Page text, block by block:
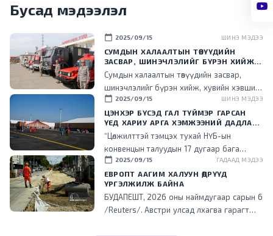
Бусад мэдээлэл
calendar_today 2025/09/15 ШИНЭ МЭДЭЭ
СУМДЫН ХАЛААЛТЫН ТӨВҮҮДИЙН
ЗАСВАР, ШИНЭЧЛЭЛИЙГ БҮРЭН ХИЙЖ,
ХУВИЙН ХЭВШИЛ РҮҮ МЕНЕЖМЕНТИЙГ
НЬ ШИЛЖҮҮЛСЭН ГЭДГИЙГ ОНЦОЛЛОО
Сумдын халаалтын төвүүдийн засвар,
шинэчлэлийг бүрэн хийж, хувийн хэвшил
рүү менежментийг нь шилжүүлснээр
төрийн ачаалал буурч, эдийн засгийн үр
ашигтай ажиллаж эхэлсэн гэдгийг энэ
үеэр танилцууллаа.
calendar_today 2025/09/15 ШИНЭ МЭДЭЭ
ЦЭНХЭР БҮСЭД ГАЛ ТҮЙМЭР ГАРСАН
ҮЕД ХАРИУ АРГА ХЭМЖЭЭНИЙ ДАДЛАГА
СУРГУУЛИЙГ ЗОХИОН БАЙГУУЛЛАА
“Цөлжилттэй тэмцэх тухай НҮБ-ын
конвенцын талуудын 17 дугаар бага
хурал (COP17) зохион байгуулах цэнхэр
бүсэд гал түймэр гарсан үед хариу арга
хэмжээ зохион байгуулах дадлага,
сургуулийг зохион байгууллаа.
calendar_today 2025/09/15 ГАДААД МЭДЭЭ
ЕВРОПТ ААГИМ ХАЛУУН ӨДРҮҮД
ҮРГЭЛЖИЛЖ БАЙНА
БУДАПЕШТ, 2026 оны наймдугаар сарын 6
/Reuters/. Австри улсад лхагва гарагт